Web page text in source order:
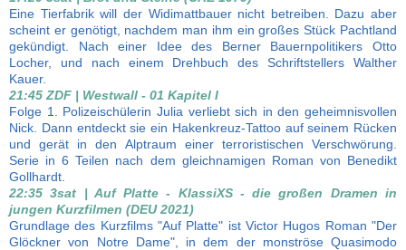
Eine Tierfabrik will der Widimattbauer nicht betreiben. Dazu aber
scheint er genötigt, nachdem man ihm ein großes Stück Pachtland
gekündigt. Nach einer Idee des Berner Bauernpolitikers Otto
Locher, und nach einem Drehbuch des Schriftstellers Walther
Kauer.
21:45 ZDF | Westwall - 01 Kapitel I
Folge 1. Polizeischülerin Julia verliebt sich in den geheimnisvollen
Nick. Dann entdeckt sie ein Hakenkreuz-Tattoo auf seinem Rücken
und gerät in den Alptraum einer terroristischen Verschwörung.
Serie in 6 Teilen nach dem gleichnamigen Roman von Benedikt
Gollhardt.
22:35 3sat | Auf Platte - KlassiXS - die großen Dramen in
jungen Kurzfilmen (DEU 2021)
Grundlage des Kurzfilms "Auf Platte" ist Victor Hugos Roman "Der
Glöckner von Notre Dame", in dem der monströse Quasimodo